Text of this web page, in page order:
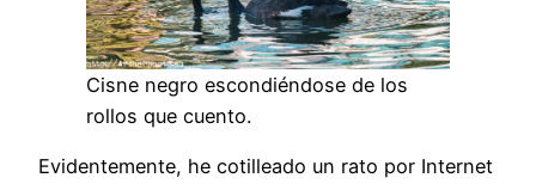
Cisne negro escondiéndose de los
rollos que cuento.
Evidentemente, he cotilleado un rato por Internet